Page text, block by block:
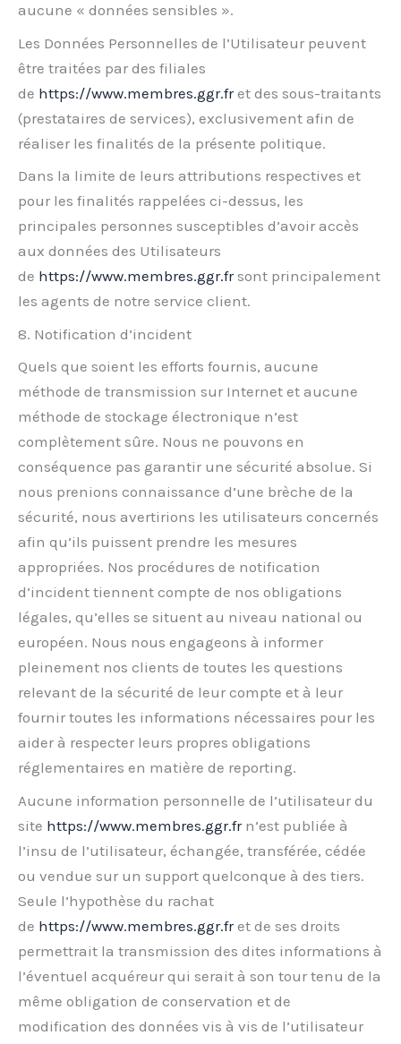
aucune « données sensibles ».
Les Données Personnelles de l’Utilisateur peuvent
être traitées par des filiales
de https://www.membres.ggr.fret des sous-traitants
(prestataires de services), exclusivement afin de
réaliser les finalités de la présente politique.
Dans la limite de leurs attributions respectives et
pour les finalités rappelées ci-dessus, les
principales personnes susceptibles d’avoir accès
aux données des Utilisateurs
de https://www.membres.ggr.frsont principalement
les agents de notre service client.
8. Notification d’incident
Quels que soient les efforts fournis, aucune
méthode de transmission sur Internet et aucune
méthode de stockage électronique n’est
complètement sûre. Nous ne pouvons en
conséquence pas garantir une sécurité absolue. Si
nous prenions connaissance d’une brèche de la
sécurité, nous avertirions les utilisateurs concernés
afin qu’ils puissent prendre les mesures
appropriées. Nos procédures de notification
d’incident tiennent compte de nos obligations
légales, qu’elles se situent au niveau national ou
européen. Nous nous engageons à informer
pleinement nos clients de toutes les questions
relevant de la sécurité de leur compte et à leur
fournir toutes les informations nécessaires pour les
aider à respecter leurs propres obligations
réglementaires en matière de reporting.
Aucune information personnelle de l’utilisateur du
site https://www.membres.ggr.frn’est publiée à
l’insu de l’utilisateur, échangée, transférée, cédée
ou vendue sur un support quelconque à des tiers.
Seule l’hypothèse du rachat
de https://www.membres.ggr.fret de ses droits
permettrait la transmission des dites informations à
l’éventuel acquéreur qui serait à son tour tenu de la
même obligation de conservation et de
modification des données vis à vis de l’utilisateur